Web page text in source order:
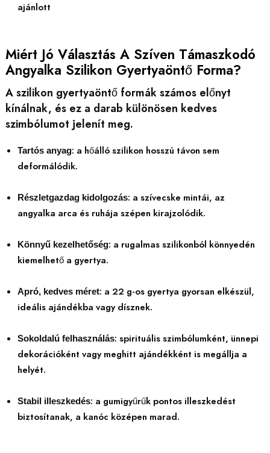
ajánlott
Miért Jó Választás A Szíven Támaszkodó
Angyalka Szilikon Gyertyaöntő Forma?
A szilikon gyertyaöntő formák számos előnyt
kínálnak, és ez a darab különösen kedves
szimbólumot jelenít meg.
Tartós anyag: a hőálló szilikon hosszú távon sem
deformálódik.
Részletgazdag kidolgozás: a szívecske mintái, az
angyalka arca és ruhája szépen kirajzolódik.
Könnyű kezelhetőség: a rugalmas szilikonból könnyedén
kiemelhető a gyertya.
Apró, kedves méret: a 22 g-os gyertya gyorsan elkészül,
ideális ajándékba vagy dísznek.
Sokoldalú felhasználás: spirituális szimbólumként, ünnepi
dekorációként vagy meghitt ajándékként is megállja a
helyét.
Stabil illeszkedés: a gumigyűrűk pontos illeszkedést
biztosítanak, a kanóc középen marad.